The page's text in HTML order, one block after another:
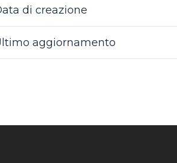
di creazione
aggiornamento